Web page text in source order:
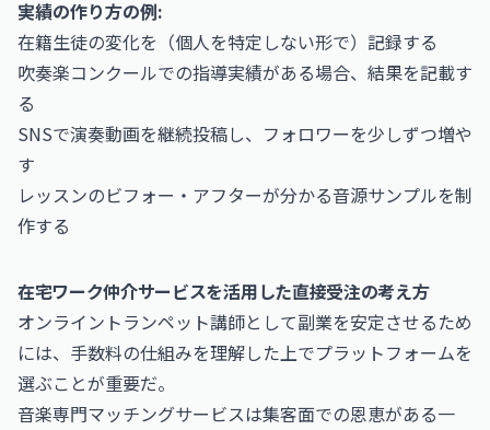
実績の作り方の例:
在籍生徒の変化を（個人を特定しない形で）記録する
吹奏楽コンクールでの指導実績がある場合、結果を記載す
る
SNSで演奏動画を継続投稿し、フォロワーを少しずつ増や
す
レッスンのビフォー・アフターが分かる音源サンプルを制
作する
在宅ワーク仲介サービスを活用した直接受注の考え方
オンライントランペット講師として副業を安定させるため
には、手数料の仕組みを理解した上でプラットフォームを
選ぶことが重要だ。
音楽専門マッチングサービスは集客面での恩恵がある一